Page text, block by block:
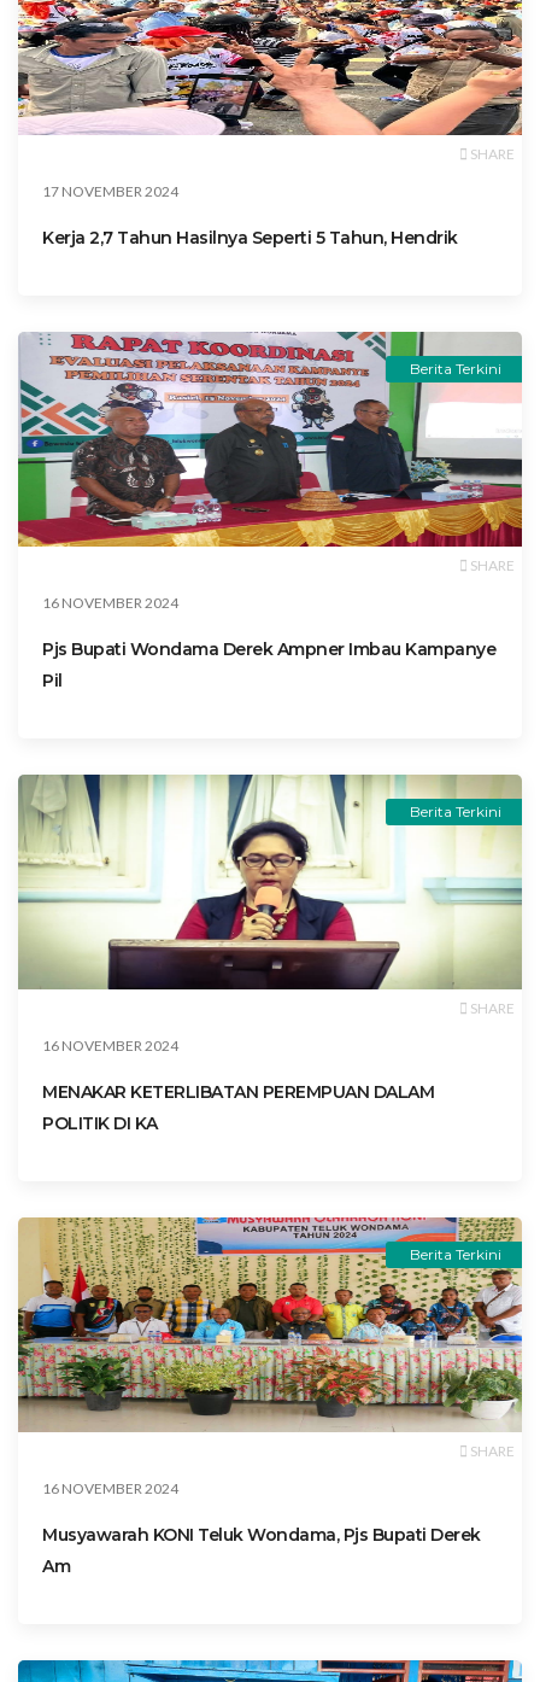
SHARE
17 NOVEMBER 2024
Kerja 2,7 Tahun Hasilnya Seperti 5 Tahun, Hendrik
Berita Terkini
SHARE
16 NOVEMBER 2024
Pjs Bupati Wondama Derek Ampner Imbau Kampanye
Pil
Berita Terkini
SHARE
16 NOVEMBER 2024
MENAKAR KETERLIBATAN PEREMPUAN DALAM
POLITIK DI KA
Berita Terkini
SHARE
16 NOVEMBER 2024
Musyawarah KONI Teluk Wondama, Pjs Bupati Derek
Am